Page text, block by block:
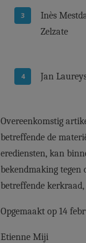
Inès
Zelzate
Jan
Overeenkomstig
betreffende de
erediensten, kan
bekendmaking tegen
betreffende kerkraad,
Opgemaakt op 14
Etienne Miji